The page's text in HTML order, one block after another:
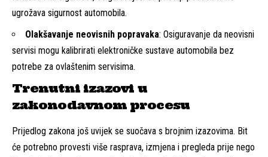
ugrožava sigurnost automobila.
Olakšavanje neovisnih popravaka: Osiguravanje da neovisni
servisi mogu kalibrirati elektroničke sustave automobila bez
potrebe za ovlaštenim servisima.
Trenutni izazovi u
zakonodavnom procesu
Prijedlog zakona još uvijek se suočava s brojnim izazovima. Bit
će potrebno provesti više rasprava, izmjena i pregleda prije nego